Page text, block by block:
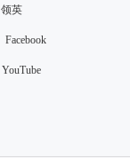
领英
Facebook
YouTube